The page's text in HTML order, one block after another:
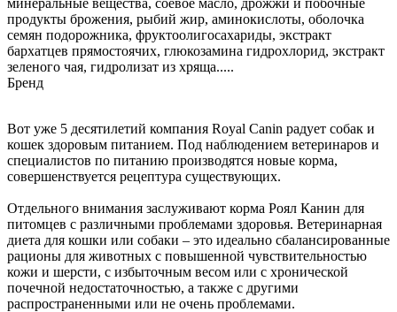
минеральные вещества, соевое масло, дрожжи и побочные
продукты брожения, рыбий жир, аминокислоты, оболочка
семян подорожника, фруктоолигосахариды, экстракт
бархатцев прямостоячих, глюкозамина гидрохлорид, экстракт
зеленого чая, гидролизат из хряща.....
Бренд
Вот уже 5 десятилетий компания Royal Canin радует собак и
кошек здоровым питанием. Под наблюдением ветеринаров и
специалистов по питанию производятся новые корма,
совершенствуется рецептура существующих.
Отдельного внимания заслуживают корма Роял Канин для
питомцев с различными проблемами здоровья. Ветеринарная
диета для кошки или собаки – это идеально сбалансированные
рационы для животных с повышенной чувствительностью
кожи и шерсти, с избыточным весом или с хронической
почечной недостаточностью, а также с другими
распространенными или не очень проблемами.